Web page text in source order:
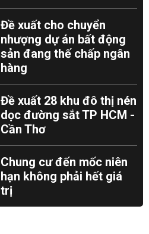
Đề xuất cho chuyển
nhượng dự án bất động
sản đang thế chấp ngân
hàng
Đề xuất 28 khu đô thị nén
dọc đường sắt TP HCM -
Cần Thơ
Chung cư đến mốc niên
hạn không phải hết giá
trị